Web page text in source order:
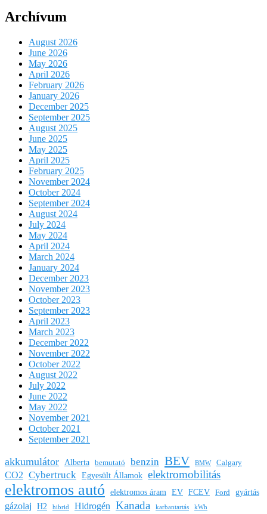
Archívum
August 2026
June 2026
May 2026
April 2026
February 2026
January 2026
December 2025
September 2025
August 2025
June 2025
May 2025
April 2025
February 2025
November 2024
October 2024
September 2024
August 2024
July 2024
May 2024
April 2024
March 2024
January 2024
December 2023
November 2023
October 2023
September 2023
April 2023
March 2023
December 2022
November 2022
October 2022
August 2022
July 2022
June 2022
May 2022
November 2021
October 2021
September 2021
akkumulátor Alberta bemutató benzin BEV BMW Calgary
CO2 Cybertruck Egyesült Államok elektromobilitás
elektromos autó elektromos áram EV FCEV Ford gyártás
gázolaj H2 hibrid Hidrogén Kanada karbantartás kWh